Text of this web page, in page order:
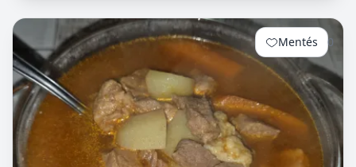
Mentés 0